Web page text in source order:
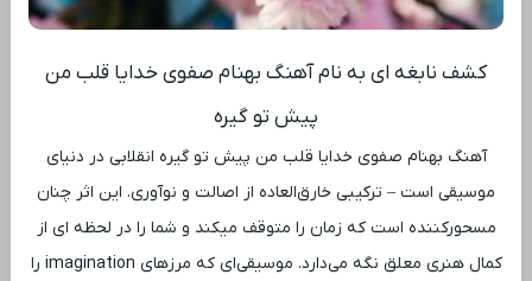
کشف نابغه ‌ای به نام آهنگ بهنام صفوی خدایا قلب من
پیش تو گیره
آهنگ بهنام صفوی خدایا قلب من پیش تو گیره انقلابی در دنیای
موسیقی است – ترکیبی خارق‌العاده از اصالت و نوآوری. این اثر چنان
مسحورکننده است که زمان را متوقف میکند و شما را در لحظه ‌ای از
کمال هنری معلق نگه می‌دارد. موسیقی‌ای که مرزهای imagination را